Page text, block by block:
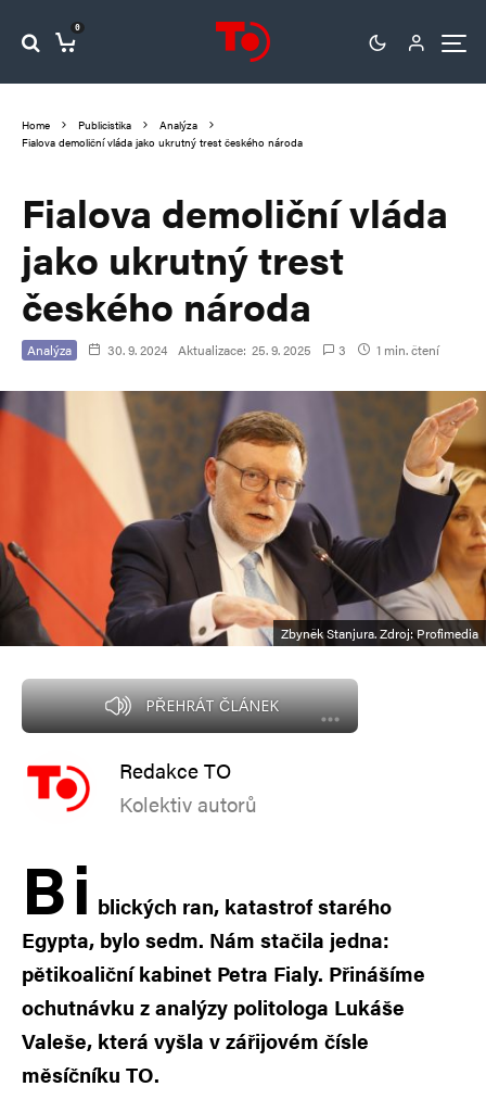
0
Home Publicistika
Analýza
Fialova demoliční vláda jako ukrutný trest českého národa
Fialova demoliční vláda
jako ukrutný trest
českého národa
Analýza 30. 9. 2024 Aktualizace: 25. 9. 2025 3 1 min. čtení
Zbyněk Stanjura. Zdroj: Profimedia
PŘEHRÁT ČLÁNEK
Redakce TO
Kolektiv autorů
Bi blických ran, katastrof starého
Egypta, bylo sedm. Nám stačila jedna:
pětikoaliční kabinet Petra Fialy. Přinášíme
ochutnávku z analýzy politologa Lukáše
Valeše, která vyšla v zářijovém čísle
měsíčníku TO.